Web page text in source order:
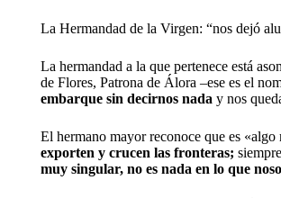
La Hermandad de la Virgen: “nos dejó
La hermandad a la que pertenece está
de Flores, Patrona de Álora –ese es el
embarque sin decirnos nada y nos
El hermano mayor reconoce que es
exporten y crucen las fronteras;
muy singular, no es nada en lo que